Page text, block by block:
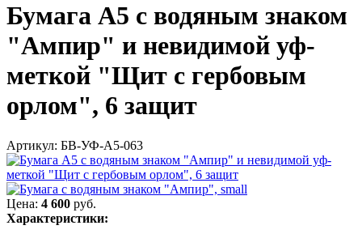
Бумага А5 с водяным знаком
"Ампир" и невидимой уф-
меткой "Щит с гербовым
орлом", 6 защит
Артикул: БВ-УФ-А5-063
Цена: 4 600 руб.
Характеристики: